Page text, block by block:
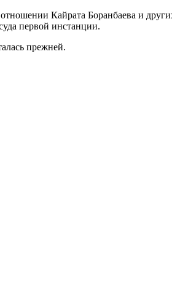
Кайрата Боранбаева и
первой инстанции.
прежней.